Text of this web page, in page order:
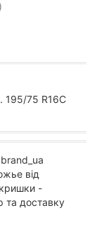
195/75 R16C
від
-
та доставку